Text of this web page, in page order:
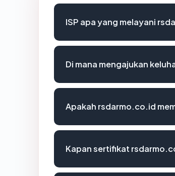
ISP apa yang melayani
Di mana mengajukan
Apakah rsdarmo.co.id
Kapan sertifikat